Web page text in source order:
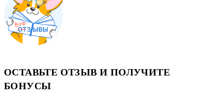
ОСТАВЬТЕ ОТЗЫВ И ПОЛУЧИТЕ
БОНУСЫ